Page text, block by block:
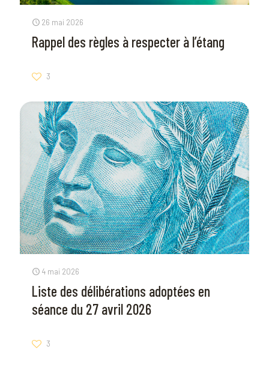
26 mai 2026
Rappel des règles à respecter à l’étang
3
4 mai 2026
Liste des délibérations adoptées en
séance du 27 avril 2026
3